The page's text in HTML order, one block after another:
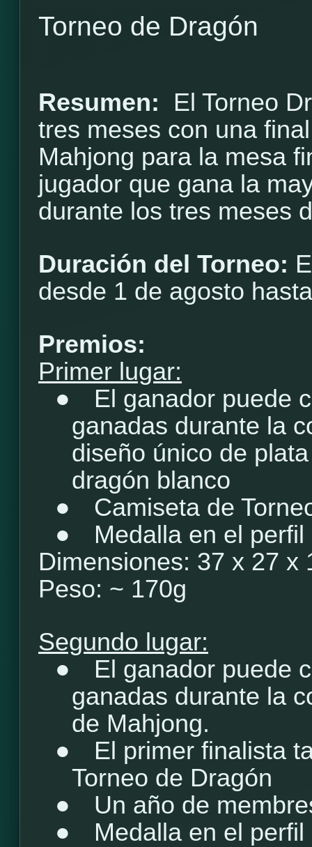
Torneo de Dragón
Resumen:
El Torneo
tres meses con una
Mahjong para la mesa
jugador que gana la
durante los tres meses
Duración del Torneo:
desde 1 de agosto
Premios:
Primer lugar:
●
El ganador puede
ganadas durante la
diseño único de
dragón blanco
●
Camiseta de
●
Medalla en el
Dimensiones: 37 x 27 x
Peso: ~ 170g
Segundo lugar:
●
El ganador puede
ganadas durante la
de Mahjong.
●
El primer finalista
Torneo de Dragón
●
Un año de
●
Medalla en el